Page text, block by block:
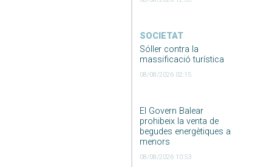
SOCIETAT
Sóller contra la
massificació turística
08/08/2026 02:15
El Govern Balear
prohibeix la venta de
begudes energètiques a
menors
08/08/2026 10:53